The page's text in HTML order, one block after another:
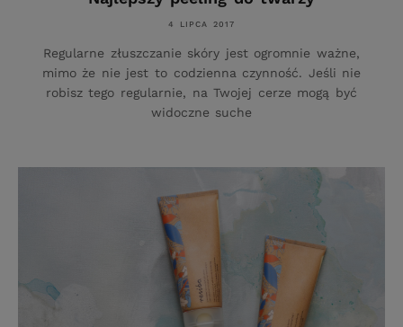
4 LIPCA 2017
Regularne złuszczanie skóry jest ogromnie ważne,
mimo że nie jest to codzienna czynność. Jeśli nie
robisz tego regularnie, na Twojej cerze mogą być
widoczne suche